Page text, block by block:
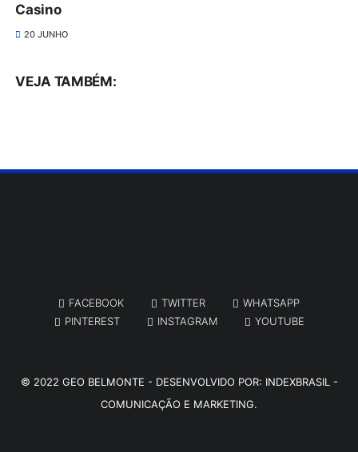
Casino
20 JUNHO
VEJA TAMBÉM:
FACEBOOK TWITTER
WHATSAPP
PINTEREST
INSTAGRAM YOUTUBE
© 2022 GEO BELMONTE - DESENVOLVIDO POR: INDEXBRASIL -
COMUNICAÇÃO E MARKETING.